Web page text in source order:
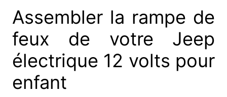
Assembler la rampe de
feux de votre Jeep
électrique 12 volts pour
enfant